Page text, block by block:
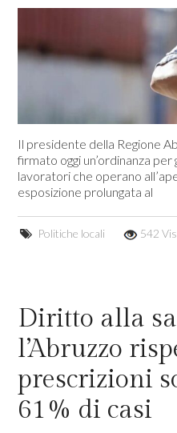
Il presidente della Regione
firmato oggi un’ordinanza
lavoratori che operano
esposizione prolungata al
Politiche locali
542
Diritto alla
l’Abruzzo
prescrizioni
61% di casi